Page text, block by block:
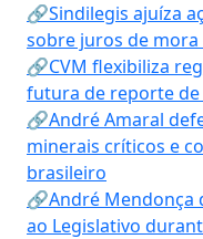
🔗Sindilegis ajuíza
sobre juros de mora
🔗CVM flexibiliza
futura de reporte
🔗André Amaral
minerais críticos e
brasileiro
🔗André Mendonça
ao Legislativo